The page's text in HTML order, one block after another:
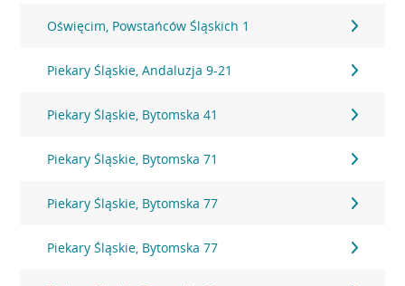
Oświęcim, Powstańców Śląskich 1
Piekary Śląskie, Andaluzja 9-21
Piekary Śląskie, Bytomska 41
Piekary Śląskie, Bytomska 71
Piekary Śląskie, Bytomska 77
Piekary Śląskie, Bytomska 77